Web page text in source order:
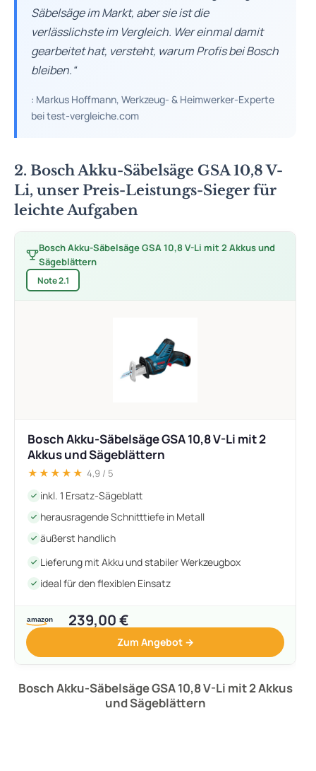
Säbelsäge im Markt, aber sie ist die
verlässlichste im Vergleich. Wer einmal damit
gearbeitet hat, versteht, warum Profis bei Bosch
bleiben.“
: Markus Hoffmann, Werkzeug- & Heimwerker-Experte
bei test-vergleiche.com
2. Bosch Akku-Säbelsäge GSA 10,8 V-
Li, unser Preis-Leistungs-Sieger für
leichte Aufgaben
Bosch Akku-Säbelsäge GSA 10,8 V-Li mit 2 Akkus und
Sägeblättern
Note 2.1
Bosch Akku-Säbelsäge GSA 10,8 V-Li mit 2
Akkus und Sägeblättern
★★★★★ 4,9 / 5
inkl. 1 Ersatz-Sägeblatt
herausragende Schnitttiefe in Metall
äußerst handlich
Lieferung mit Akku und stabiler Werkzeugbox
ideal für den flexiblen Einsatz
239,00 €
Zum Angebot →
Bosch Akku-Säbelsäge GSA 10,8 V-Li mit 2 Akkus
und Sägeblättern